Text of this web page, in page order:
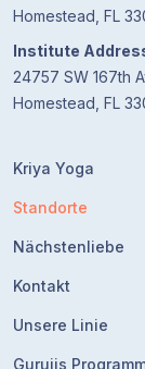
Spenden
Login
Homestead, FL
Institute
24757 SW 167th
Homestead, FL
Kriya Yoga
Standorte
Nächstenliebe
Kontakt
Unsere Linie
Gurujis